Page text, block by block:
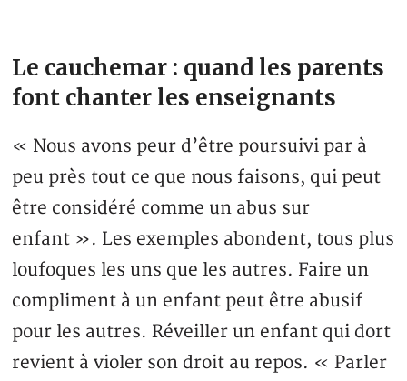
Le cauchemar : quand les parents
font chanter les enseignants
« Nous avons peur d’être poursuivi par à
peu près tout ce que nous faisons, qui peut
être considéré comme un abus sur
enfant ». Les exemples abondent, tous plus
loufoques les uns que les autres. Faire un
compliment à un enfant peut être abusif
pour les autres. Réveiller un enfant qui dort
revient à violer son droit au repos. « Parler